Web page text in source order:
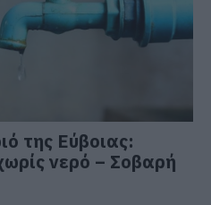
της Εύβοιας:
νερό – Σοβαρή